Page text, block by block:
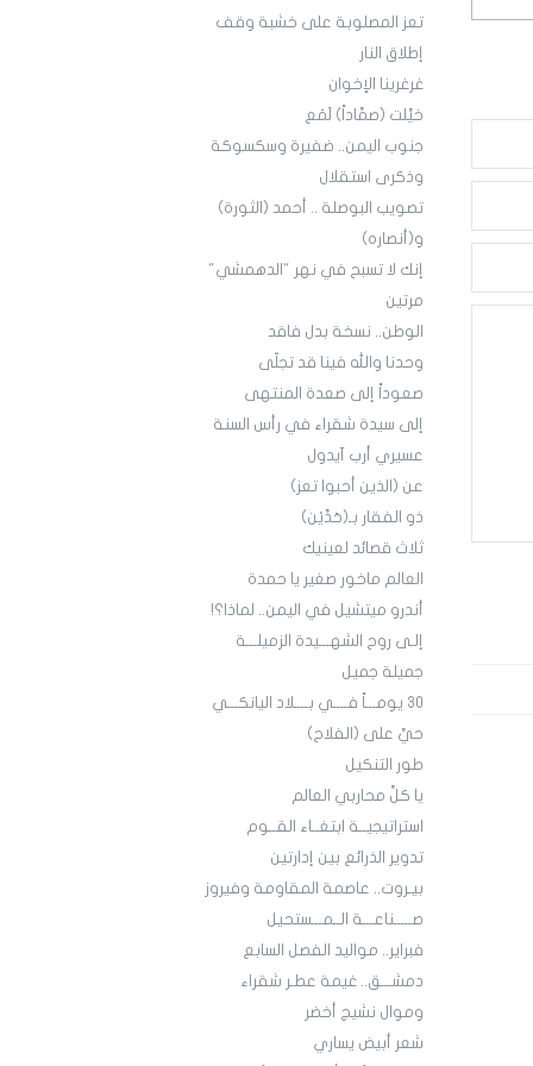
تعز المصلوبة على خشبة وقف
إطلاق النار
غرغرينا الإخوان
خيَّلت (صمَّاداً) لَمَع
جنوب اليمن.. ضفيرة وسكسوكة
وذكرى استقلال
تصويب البوصلة .. أحمد (الثورة)
و(أنصاره)
إنك لا تسبح في نهر "الدهمشي"
مرتين
الوطن.. نسخة بدل فاقد
وحدنا والله فينا قد تجلّى
صعوداً إلى صعدة المنتهى
إلى سيدة شقراء في رأس السنة
عسيري أرب آيدول
عن (الذين أحبوا تعز)
ذو الفقار بـ(حَدَّيْن)
ثلاث قصائد لعينيك
العالم ماخور صغير يا حمدة
أندرو ميتشيل في اليمن.. لماذا؟!
إلـى روح الشهـــيدة الزميلـــة
جميلة جميل
30 يومـــاً فــــي بــــلاد اليانكـــي
حيَّ على (الفلاح)
طور التنكيل
يا كلَّ محاربي العالم
استراتيجيــة ابتغــاء القــوم
تدوير الذرائع بين إدارتين
بيـروت.. عاصمة المقاومة وفيروز
صـــــناعـــة الــمـــستحيل
فبراير.. مواليد الفصل السابع
دمشـــق.. غيمة عطـر شقراء
وموال نشيج أخضر
شعر أبيض يساري